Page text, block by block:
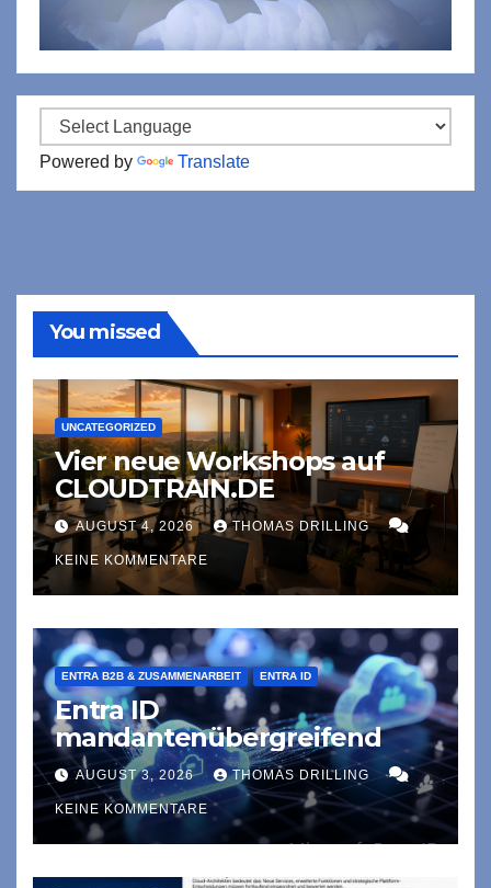
Powered by Translate
You missed
UNCATEGORIZED
Vier neue Workshops auf
CLOUDTRAIN.DE
AUGUST 4, 2026 THOMAS DRILLING
KEINE KOMMENTARE
ENTRA B2B & ZUSAMMENARBEIT ENTRA ID
Entra ID
mandantenübergreifend
AUGUST 3, 2026 THOMAS DRILLING
KEINE KOMMENTARE